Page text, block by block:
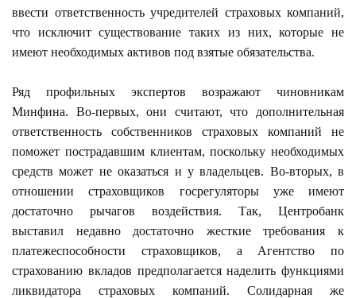
ввести ответственность учредителей страховых компаний,
что исключит существование таких из них, которые не
имеют необходимых активов под взятые обязательства.
Ряд профильных экспертов возражают чиновникам
Минфина. Во-первых, они считают, что дополнительная
ответственность собственников страховых компаний не
поможет пострадавшим клиентам, поскольку необходимых
средств может не оказаться и у владельцев. Во-вторых, в
отношении страховщиков госрегуляторы уже имеют
достаточно рычагов воздействия. Так, Центробанк
выставил недавно достаточно жесткие требования к
платежеспособности страховщиков, а Агентство по
страхованию вкладов предполагается наделить функциями
ликвидатора страховых компаний. Солидарная же